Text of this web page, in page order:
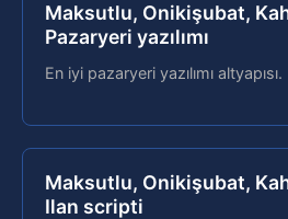
Maksutlu, Onikişubat,
Pazaryeri yazılımı
En iyi pazaryeri yazılımı altyapısı.
Maksutlu, Onikişubat,
Ilan scripti